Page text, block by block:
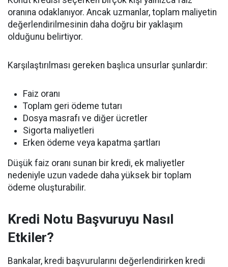
oranına odaklanıyor. Ancak uzmanlar, toplam maliyetin
değerlendirilmesinin daha doğru bir yaklaşım
olduğunu belirtiyor.
Karşılaştırılması gereken başlıca unsurlar şunlardır:
Faiz oranı
Toplam geri ödeme tutarı
Dosya masrafı ve diğer ücretler
Sigorta maliyetleri
Erken ödeme veya kapatma şartları
Düşük faiz oranı sunan bir kredi, ek maliyetler
nedeniyle uzun vadede daha yüksek bir toplam
ödeme oluşturabilir.
Kredi Notu Başvuruyu Nasıl
Etkiler?
Bankalar, kredi başvurularını değerlendirirken kredi